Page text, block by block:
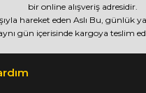
bir online alışveriş adresidir.
hareket eden Aslı Bu, günlük
gün içerisinde kargoya teslim